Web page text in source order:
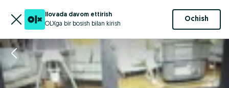
Ilovada davom ettirish
OLXga bir bosish bilan kirish
Ochish